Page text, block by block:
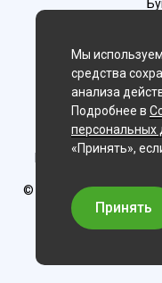
Мы в
Новосибирск, 2-й
© Delaflor - доставка
ИНН
Мы
средства
анализа
Подробнее в
персональных
«Принять»,
Принять